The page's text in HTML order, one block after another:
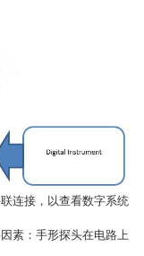
连接，以查看数字系统
素：手形探头在电路上